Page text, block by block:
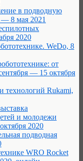
в подводную
— 8 мая 2021
2020
WeDo, 8
от
— 15 октября
технологий Rukami,
и молодежи
2020
подводная
WRO Rocket